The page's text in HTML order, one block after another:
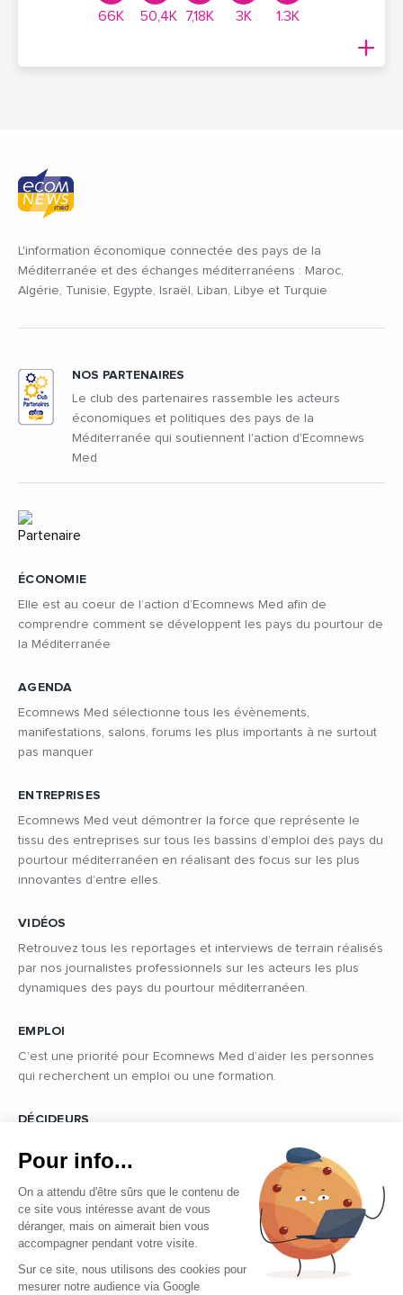
66K 50,4K 7,18K 3K 1.3K
L'information économique connectée des pays de la
Méditerranée et des échanges méditerranéens : Maroc,
Algérie, Tunisie, Egypte, Israël, Liban, Libye et Turquie
ÉCONOMIE
Elle est au coeur de l’action d’Ecomnews Med afin de
comprendre comment se développent les pays du pourtour de
la Méditerranée
AGENDA
Ecomnews Med sélectionne tous les évènements,
manifestations, salons, forums les plus importants à ne surtout
pas manquer
ENTREPRISES
Ecomnews Med veut démontrer la force que représente le
tissu des entreprises sur tous les bassins d’emploi des pays du
pourtour méditerranéen en réalisant des focus sur les plus
innovantes d’entre elles.
VIDÉOS
Retrouvez tous les reportages et interviews de terrain réalisés
par nos journalistes professionnels sur les acteurs les plus
dynamiques des pays du pourtour méditerranéen.
EMPLOI
C’est une priorité pour Ecomnews Med d’aider les personnes
qui recherchent un emploi ou une formation.
DÉCIDEURS
politique des pays du pourtour de la Méditerranée.
NOS PARTENAIRES
Le club des partenaires rassemble les acteurs
économiques et politiques des pays de la
Méditerranée qui soutiennent l'action d'Ecomnews
Med
Copyright © 2026 - Tous droits réservés
Pour info...
On a attendu d'être sûrs que le contenu de
ce site vous intéresse avant de vous
déranger, mais on aimerait bien vous
accompagner pendant votre visite.
Sur ce site, nous utilisons des cookies pour
mesurer notre audience via Google